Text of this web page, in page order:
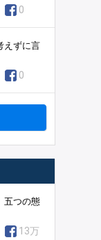
0
えずに言
0
五つの態
13万